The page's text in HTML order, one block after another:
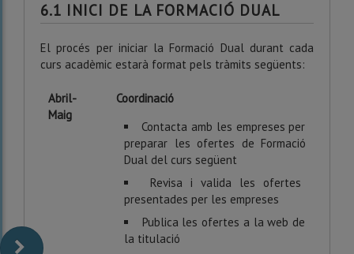
6.1 INICI DE LA FORMACIÓ DUAL
El procés per iniciar la Formació Dual durant cada
curs acadèmic estarà format pels tràmits següents:
Abril-
Maig
Coordinació
Contacta amb les empreses per
preparar les ofertes de Formació
Dual del curs següent
Revisa i valida les ofertes
presentades per les empreses
Publica les ofertes a la web de
la titulació